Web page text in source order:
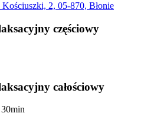
Kościuszki, 2, 05-870, Błonie
częściowy
całościowy